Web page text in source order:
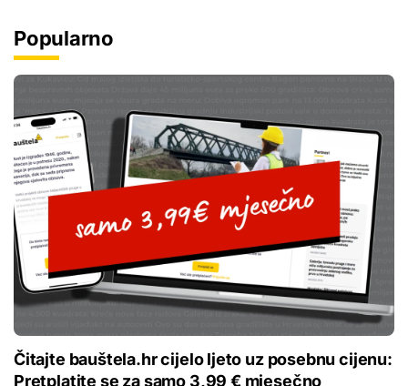
Popularno
Čitajte bauštela.hr cijelo ljeto uz posebnu cijenu:
Pretplatite se za samo 3,99 € mjesečno